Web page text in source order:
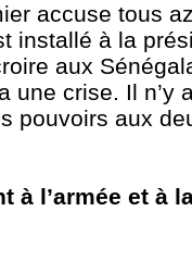
accuse tous
installé à la
aux
une crise. Il
pouvoirs aux
à l’armée et à